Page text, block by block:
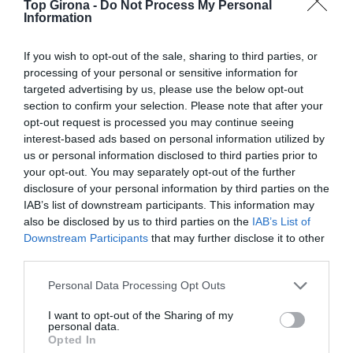
Top Girona - Do Not Process My Personal
Information
If you wish to opt-out of the sale, sharing to third parties, or
processing of your personal or sensitive information for
targeted advertising by us, please use the below opt-out
section to confirm your selection. Please note that after your
opt-out request is processed you may continue seeing
interest-based ads based on personal information utilized by
us or personal information disclosed to third parties prior to
your opt-out. You may separately opt-out of the further
disclosure of your personal information by third parties on the
IAB’s list of downstream participants. This information may
also be disclosed by us to third parties on the IAB’s List of
Downstream Participants that may further disclose it to other
Personal Data Processing Opt Outs
I want to opt-out of the Sharing of my
personal data.
Opted In
de Maria Nicolau, un llibre de cuina diferent. I si es
busquen llibres amb una història dura al darrera,
Mossos, Rosa Negre, amb una història duríssima que
passa al costat de casa. El príncep i la mortde Daniel
Vázquez Sellés, el fill de Vázquez Montalbàn. També ho
és de dur el que escplica Espartac Peran ,Tres
desitjos abans de morir , però ho fa d'una manera
plàcida per explicar com encarar i viure amb la mort.
També ho és de dur el que explica Lolita Bosch a
La
veritat no escrita.I pels amants de la intriga vaticana,
Vicenç Lozano triomfarà ambVaticangate, amb la
trama per eliminar física i intel·lectualment el Papa
Francesc.
gironina Maria Mercè Roca, Marí, una novel·la
dolorosa, delicada i emocionant. I un llibre que ens